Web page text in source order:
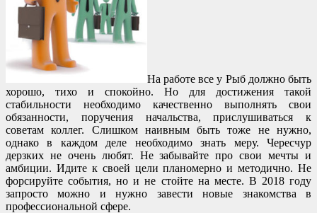
На работе все у Рыб должно быть
хорошо, тихо и спокойно. Но для достижения такой
стабильности необходимо качественно выполнять свои
обязанности, поручения начальства, прислушиваться к
советам коллег. Слишком наивным быть тоже не нужно,
однако в каждом деле необходимо знать меру. Чересчур
дерзких не очень любят. Не забывайте про свои мечты и
амбиции. Идите к своей цели планомерно и методично. Не
форсируйте события, но и не стойте на месте. В 2018 году
запросто можно и нужно завести новые знакомства в
профессиональной сфере.